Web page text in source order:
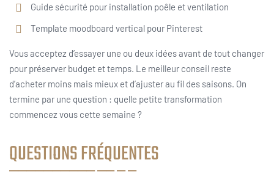
Guide sécurité pour installation poêle et ventilation
Template moodboard vertical pour Pinterest
Vous acceptez d’essayer une ou deux idées avant de tout changer
pour préserver budget et temps. Le meilleur conseil reste
d’acheter moins mais mieux et d’ajuster au fil des saisons. On
termine par une question : quelle petite transformation
commencez vous cette semaine ?
QUESTIONS FRÉQUENTES